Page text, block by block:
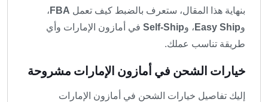
بنهاية هذا المقال، ستعرف بالضبط كيف تعمل FBA ،
وEasy Ship ، وSelf-Ship في أمازون الإمارات وأي
طريقة تناسب عملك.
خيارات الشحن في أمازون الإمارات مشروحة
إليك تفاصيل خيارات الشحن في أمازون الإمارات